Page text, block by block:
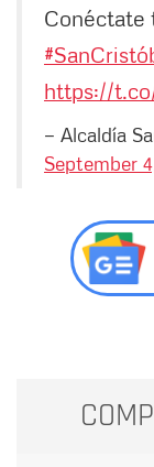
Conéctate
https://
— Alcaldía
September